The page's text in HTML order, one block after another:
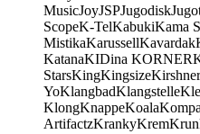
MusicJoyJSPJugodisk
ScopeK-TelKabukiKama
MistikaKarussellKavardak
KatanaKIDina KORNER
StarsKingKingsizeKirshner
YoKlangbadKlangstelle
KlongKnappeKoala
ArtifactzKrankyKrem